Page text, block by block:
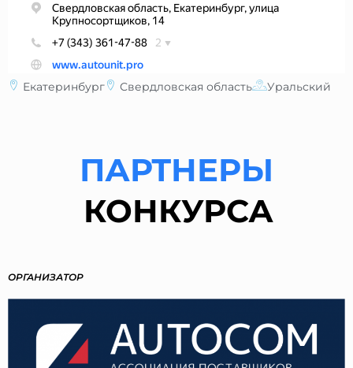
Екатеринбург Свердловская область Уральский
ПАРТНЕРЫ
КОНКУРСА
ОРГАНИЗАТОР